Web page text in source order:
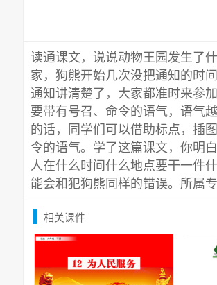
读通课文，说说动物王园发生了
家，狗熊开始几次没把通知的时
通知讲清楚了，大家都准时来参
要带有号召、命令的语气，语气
的话，同学们可以借助标点，插
令的语气。学了这篇课文，你明
人在什么时间什么地点要干一件
能会和犯狗熊同样的错误。所属专
相关课件